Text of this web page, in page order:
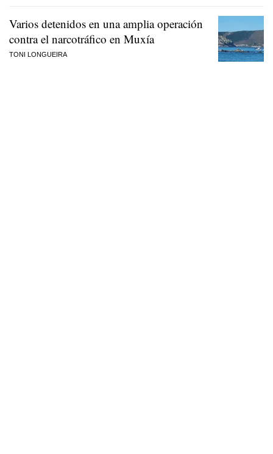
Varios detenidos en una amplia operación
contra el narcotráfico en Muxía
TONI LONGUEIRA